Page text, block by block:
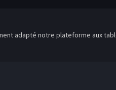
adapté notre plateforme aux